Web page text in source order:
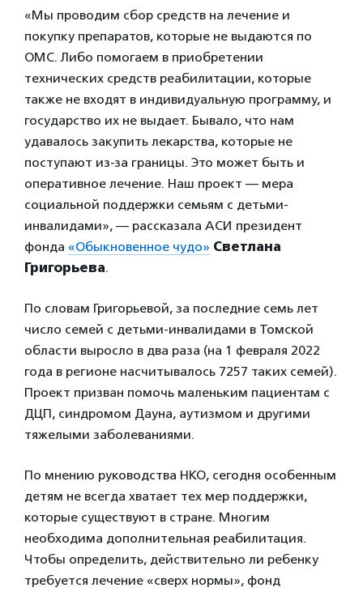
«Мы проводим сбор средств на лечение и
покупку препаратов, которые не выдаются по
ОМС. Либо помогаем в приобретении
технических средств реабилитации, которые
также не входят в индивидуальную программу, и
государство их не выдает. Бывало, что нам
удавалось закупить лекарства, которые не
поступают из-за границы. Это может быть и
оперативное лечение. Наш проект — мера
социальной поддержки семьям с детьми-
инвалидами», — рассказала АСИ президент
фонда «Обыкновенное чудо» Светлана
Григорьева.
По словам Григорьевой, за последние семь лет
число семей с детьми-инвалидами в Томской
области выросло в два раза (на 1 февраля 2022
года в регионе насчитывалось 7257 таких семей).
Проект призван помочь маленьким пациентам с
ДЦП, синдромом Дауна, аутизмом и другими
тяжелыми заболеваниями.
По мнению руководства НКО, сегодня особенным
детям не всегда хватает тех мер поддержки,
которые существуют в стране. Многим
необходима дополнительная реабилитация.
Чтобы определить, действительно ли ребенку
требуется лечение «сверх нормы», фонд